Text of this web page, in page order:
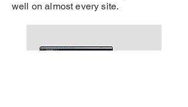
well on almost every site.